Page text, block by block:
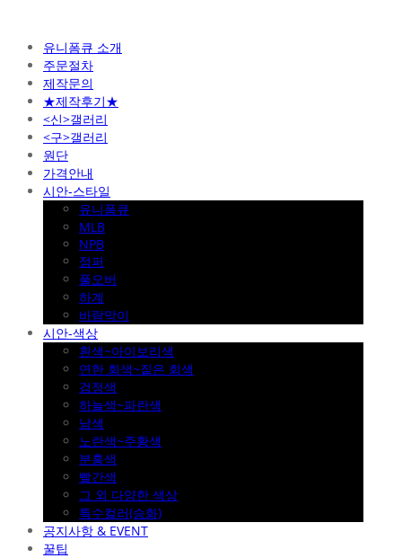
유니폼큐 소개
주문절차
제작문의
★제작후기★
<신>갤러리
<구>갤러리
원단
가격안내
시안-스타일
유니폼큐
MLB
NPB
점퍼
풀오버
하계
바람막이
시안-색상
흰색~아이보리색
연한 회색~짙은 회색
검정색
하늘색~파란색
남색
노란색~주황색
분홍색
빨간색
그 외 다양한 색상
특수컬러(승화)
공지사항 & EVENT
꿀팁